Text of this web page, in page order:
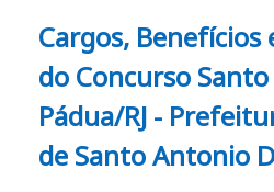
Cargos, Benefícios
do Concurso
Pádua/RJ -
de Santo Antonio